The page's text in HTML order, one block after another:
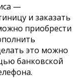
—
и заказать
приобрести
это можно
банковской